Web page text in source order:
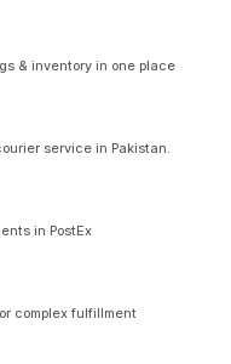
& inventory in one place
service in Pakistan.
in PostEx
complex fulfillment